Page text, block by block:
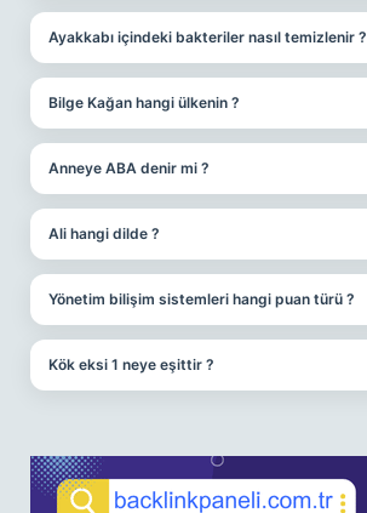
Ayakkabı içindeki bakteriler nasıl temizlenir ?
Bilge Kağan hangi ülkenin ?
Anneye ABA denir mi ?
Ali hangi dilde ?
Yönetim bilişim sistemleri hangi puan türü ?
Kök eksi 1 neye eşittir ?